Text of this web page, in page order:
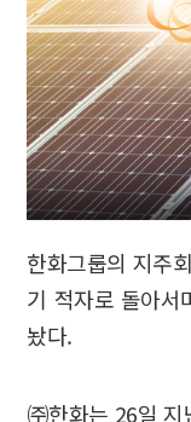
한화그룹의 지주
기 적자로 돌아서
놨다.
㈜한화는 26일 지